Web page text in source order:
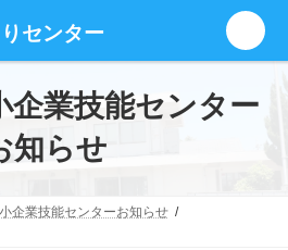
センター
企業技能センター
知らせ
企業技能センターお知らせ